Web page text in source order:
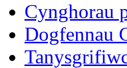
Cynghorau
Dogfennau